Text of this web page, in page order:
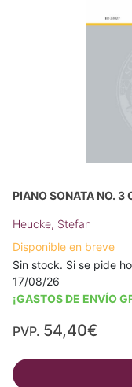
PIANO SONATA NO. 3
Heucke, Stefan
Disponible en breve
Sin stock. Si se pide
17/08/26
¡GASTOS DE ENVÍO
PVP. 54,40€